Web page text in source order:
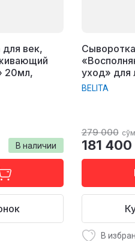
век,
20мл,
В наличии
уход» для
BELITA
279 000 сўм
181 400
В